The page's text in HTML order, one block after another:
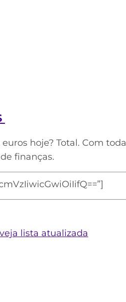
hoje? Total. Com toda
finanças.
lista atualizada